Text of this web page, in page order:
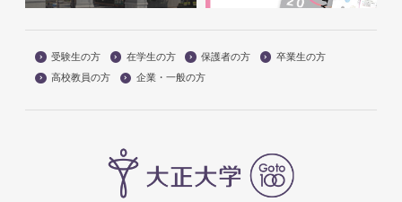
受験生の方 在学生の方 保護者の方
卒業生の方
高校教員の方
企業・一般の方